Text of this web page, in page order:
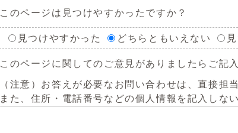
このページは見つけやすかったですか？
見つけやすかった どちらともいえない
このページに関してのご意見がありましたらご記
（注意）お答えが必要なお問い合わせは、直接担
また、住所・電話番号などの個人情報を記入しな